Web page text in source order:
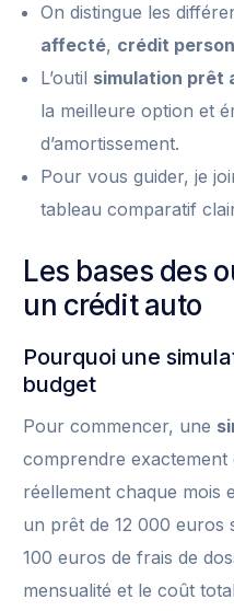
On distingue les
affecté, crédit
L’outil simulation prêt
la meilleure option et
d’amortissement.
Pour vous guider, je
tableau comparatif
Les bases des
un crédit auto
Pourquoi une
budget
Pour commencer, une
comprendre exactement
réellement chaque mois
un prêt de 12 000 euros
100 euros de frais de
mensualité et le coût